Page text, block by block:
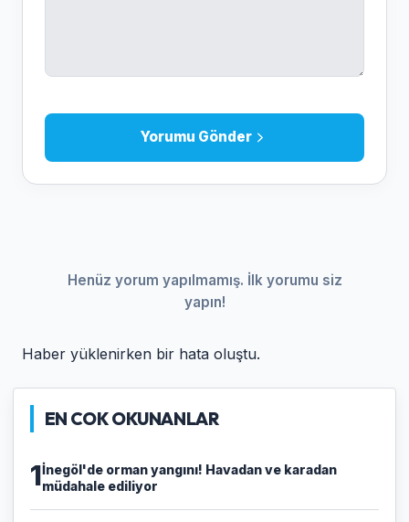
Yorumu Gönder
Henüz yorum yapılmamış. İlk yorumu siz
yapın!
Haber yüklenirken bir hata oluştu.
EN COK OKUNANLAR
1İnegöl'de orman yangını! Havadan ve karadan
müdahale ediliyor